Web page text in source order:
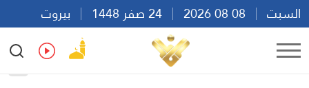
السبت
بيروت
17:29
Ar